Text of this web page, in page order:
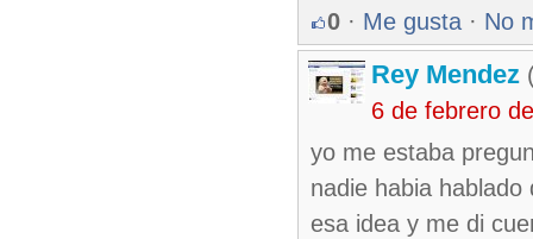
0 · Me gusta · No
Rey Mendez
6 de febrero
yo me estaba
nadie habia
esa idea y me di